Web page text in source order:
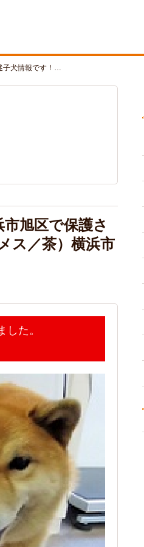
子犬情報です！…
市旭区で保護さ
ス／茶）横浜市
た。